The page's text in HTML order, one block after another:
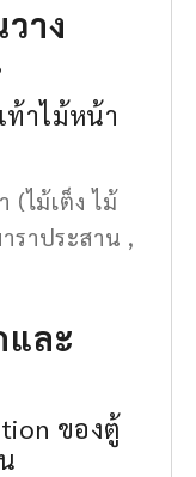
าง
ท้าไม้หน้า
(ไม้เต็ง ไม้
ราประสาน ,
และ
ของตู้